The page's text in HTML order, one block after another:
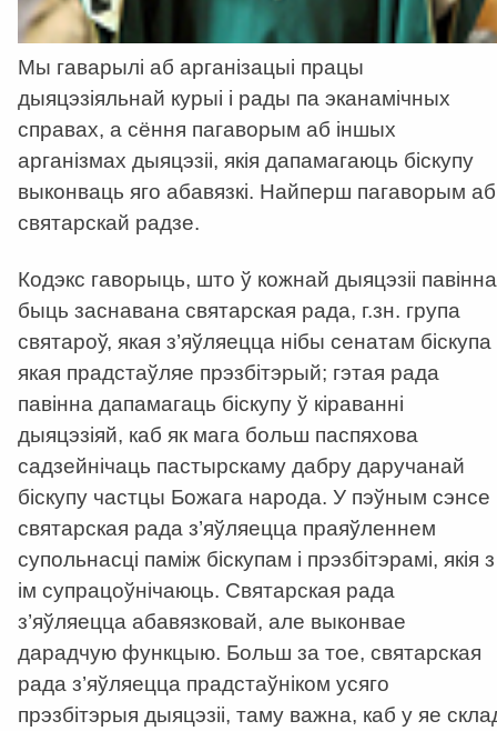
Мы гаварылі аб арганізацыі працы
дыяцэзіяльнай курыі і рады па эканамічных
справах, а сёння пагаворым аб іншых
арганізмах дыяцэзіі, якія дапамагаюць біскупу
выконваць яго абавязкі. Найперш пагаворым аб
святарскай радзе.
Кодэкс гаворыць, што ў кожнай дыяцэзіі павінна
быць заснавана святарская рада, г.зн. група
святароў, якая з’яўляецца нібы сенатам біскупа
якая прадстаўляе прэзбітэрый; гэтая рада
павінна дапамагаць біскупу ў кіраванні
дыяцэзіяй, каб як мага больш паспяхова
садзейнічаць пастырскаму дабру даручанай
біскупу частцы Божага народа. У пэўным сэнсе
святарская рада з’яўляецца праяўленнем
супольнасці паміж біскупам і прэзбітэрамі, якія з
ім супрацоўнічаюць. Святарская рада
з’яўляецца абавязковай, але выконвае
дарадчую функцыю. Больш за тое, святарская
рада з’яўляецца прадстаўніком усяго
прэзбітэрыя дыяцэзіі, таму важна, каб у яе